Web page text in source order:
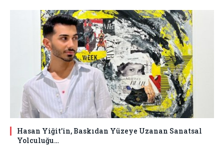
Hasan Yiğit’in, Baskıdan Yüzeye Uzanan Sanatsal
Yolculuğu…